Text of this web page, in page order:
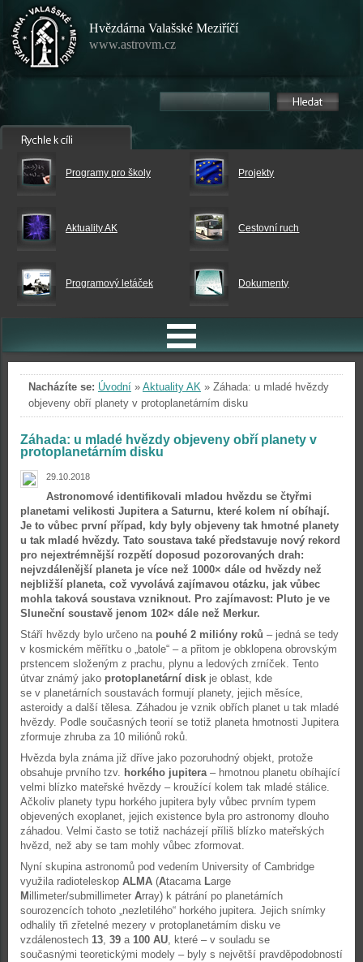
Hvězdárna Valašské Meziříčí
www.astrovm.cz
Programy pro školy Projekty
Aktuality AK Cestovní ruch
Programový letáček Dokumenty
Nacházíte se: Úvodní » Aktuality AK » Záhada: u mladé hvězdy
objeveny obří planety v protoplanetárním disku
Záhada: u mladé hvězdy objeveny obří planety v
protoplanetárním disku
29.10.2018
Astronomové identifikovali mladou hvězdu se čtyřmi
planetami velikosti Jupitera a Saturnu, které kolem ní obíhají.
Je to vůbec první případ, kdy byly objeveny tak hmotné planety
u tak mladé hvězdy. Tato soustava také představuje nový rekord
pro nejextrémnější rozpětí doposud pozorovaných drah:
nejvzdálenější planeta je více než 1000× dále od hvězdy než
nejbližší planeta, což vyvolává zajímavou otázku, jak vůbec
mohla taková soustava vzniknout. Pro zajímavost: Pluto je ve
Sluneční soustavě jenom 102× dále než Merkur.
Stáří hvězdy bylo určeno na pouhé 2 milióny roků – jedná se tedy
v kosmickém měřítku o „batole“ – a přitom je obklopena obrovským
prstencem složeným z prachu, plynu a ledových zrníček. Tento
útvar známý jako protoplanetární disk je oblast, kde
se v planetárních soustavách formují planety, jejich měsíce,
asteroidy a další tělesa. Záhadou je vznik obřích planet u tak mladé
hvězdy. Podle současných teorií se totiž planeta hmotnosti Jupitera
zformuje zhruba za 10 miliónů roků.
Hvězda byla známa již dříve jako pozoruhodný objekt, protože
obsahuje prvního tzv. horkého jupitera– hmotnou planetu obíhající
velmi blízko mateřské hvězdy – kroužící kolem tak mladé stálice.
Ačkoliv planety typu horkého jupitera byly vůbec prvním typem
objevených exoplanet, jejich existence byla pro astronomy dlouho
záhadou. Velmi často se totiž nacházejí příliš blízko mateřských
hvězd, než aby se tam mohly vůbec zformovat.
Nyní skupina astronomů pod vedením University of Cambridge
využila radioteleskop ALMA (Atacama Large
M illimeter/submillimeter Array) k pátrání po planetárních
sourozencích tohoto „nezletilého“ horkého jupitera. Jejich snímky
odhalily tři zřetelné mezery v protoplanetárním disku ve
vzdálenostech 13, 39 a 100 AU, které – v souladu se
současnými teoretickými modely – byly s největší pravděpodobností